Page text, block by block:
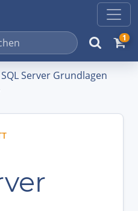
1
SQL Server Grundlagen